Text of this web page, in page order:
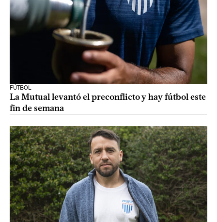
FÚTBOL
La Mutual levantó el preconflicto y hay fútbol este
fin de semana